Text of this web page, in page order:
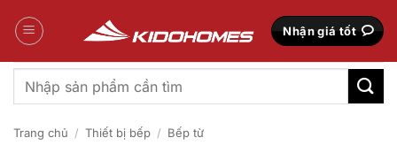
qua
Nhận giá tốt
Tìm
kiếm:
Trang chủ / Thiết bị bếp / Bếp từ